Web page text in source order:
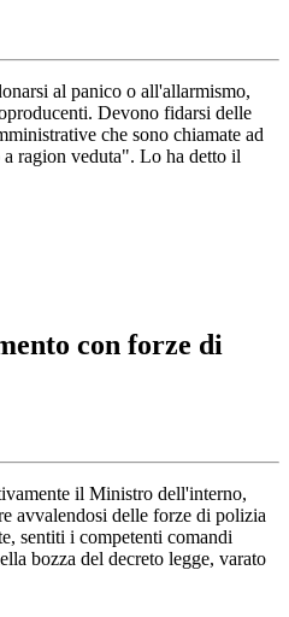
al panico o all'allarmismo,
Devono fidarsi delle
che sono chiamate ad
ragion veduta". Lo ha detto il
con forze di
il Ministro dell'interno,
avvalendosi delle forze di polizia
sentiti i competenti comandi
bozza del decreto legge, varato